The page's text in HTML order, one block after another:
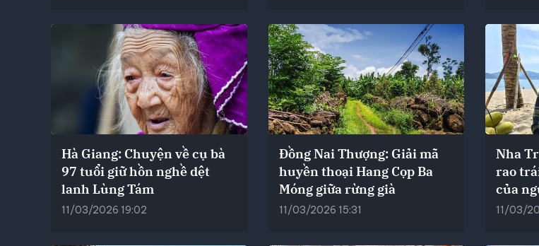
Hà Giang: Chuyện về cụ bà
97 tuổi giữ hồn nghề dệt
lanh Lùng Tám
11/03/2026 19:02
Đồng Nai Thượng: Giải mã
huyền thoại Hang Cọp Ba
Móng giữa rừng già
11/03/2026 15:31
Nha
rao
của
11/03/